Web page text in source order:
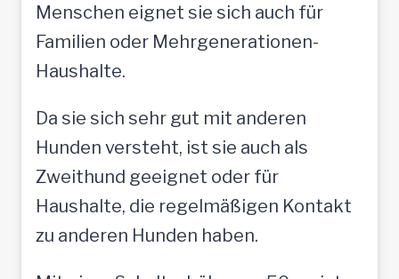
Menschen eignet sie sich auch für
Familien oder Mehrgenerationen-
Haushalte.
Da sie sich sehr gut mit anderen
Hunden versteht, ist sie auch als
Zweithund geeignet oder für
Haushalte, die regelmäßigen Kontakt
zu anderen Hunden haben.